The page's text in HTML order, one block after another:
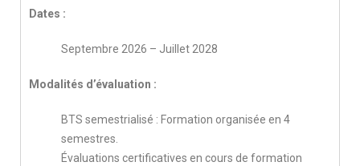
Dates :
Septembre 2026 – Juillet 2028
Modalités d’évaluation :
BTS semestrialisé : Formation organisée en 4
semestres.
Évaluations certificatives en cours de formation